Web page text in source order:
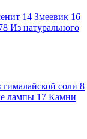
14 Змеевик 16
Из натурального
соли 8
лампы 17 Камни